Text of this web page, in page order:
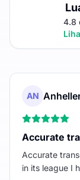
4.8
AN
Accurate
Accurate
in its league I